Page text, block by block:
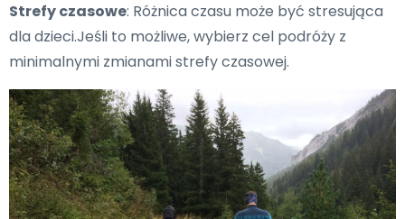
Strefy czasowe: Różnica czasu może być stresująca
dla dzieci.Jeśli to możliwe, wybierz cel podróży z
minimalnymi zmianami strefy czasowej.